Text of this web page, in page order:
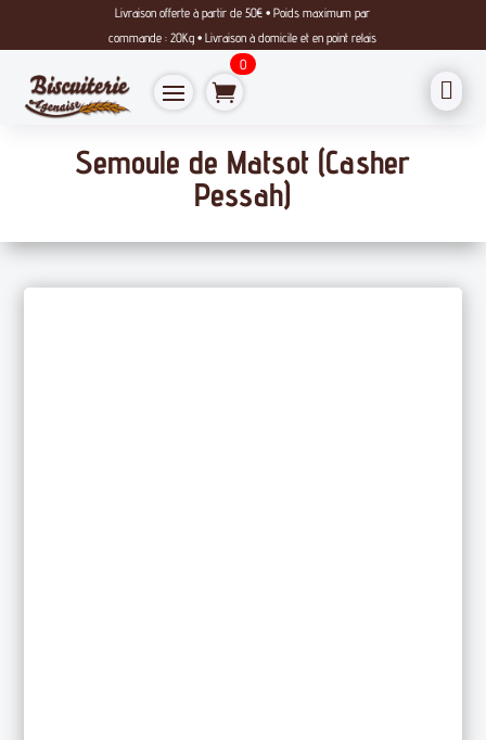
Livraison offerte à partir de 50€ • Poids maximum par
commande : 20Kg • Livraison à domicile et en point relais
0

Semoule de Matsot (Casher
Pessah)